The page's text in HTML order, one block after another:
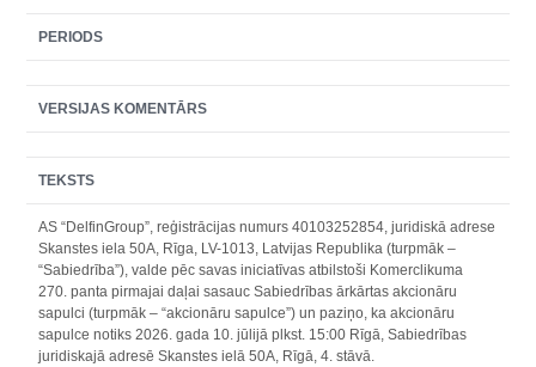
PERIODS
VERSIJAS KOMENTĀRS
TEKSTS
AS “DelfinGroup”, reģistrācijas numurs 40103252854, juridiskā adrese
Skanstes iela 50A, Rīga, LV-1013, Latvijas Republika (turpmāk –
“Sabiedrība”), valde pēc savas iniciatīvas atbilstoši Komerclikuma
270. panta pirmajai daļai sasauc Sabiedrības ārkārtas akcionāru
sapulci (turpmāk – “akcionāru sapulce”) un paziņo, ka akcionāru
sapulce notiks 2026. gada 10. jūlijā plkst. 15:00 Rīgā, Sabiedrības
juridiskajā adresē Skanstes ielā 50A, Rīgā, 4. stāvā.